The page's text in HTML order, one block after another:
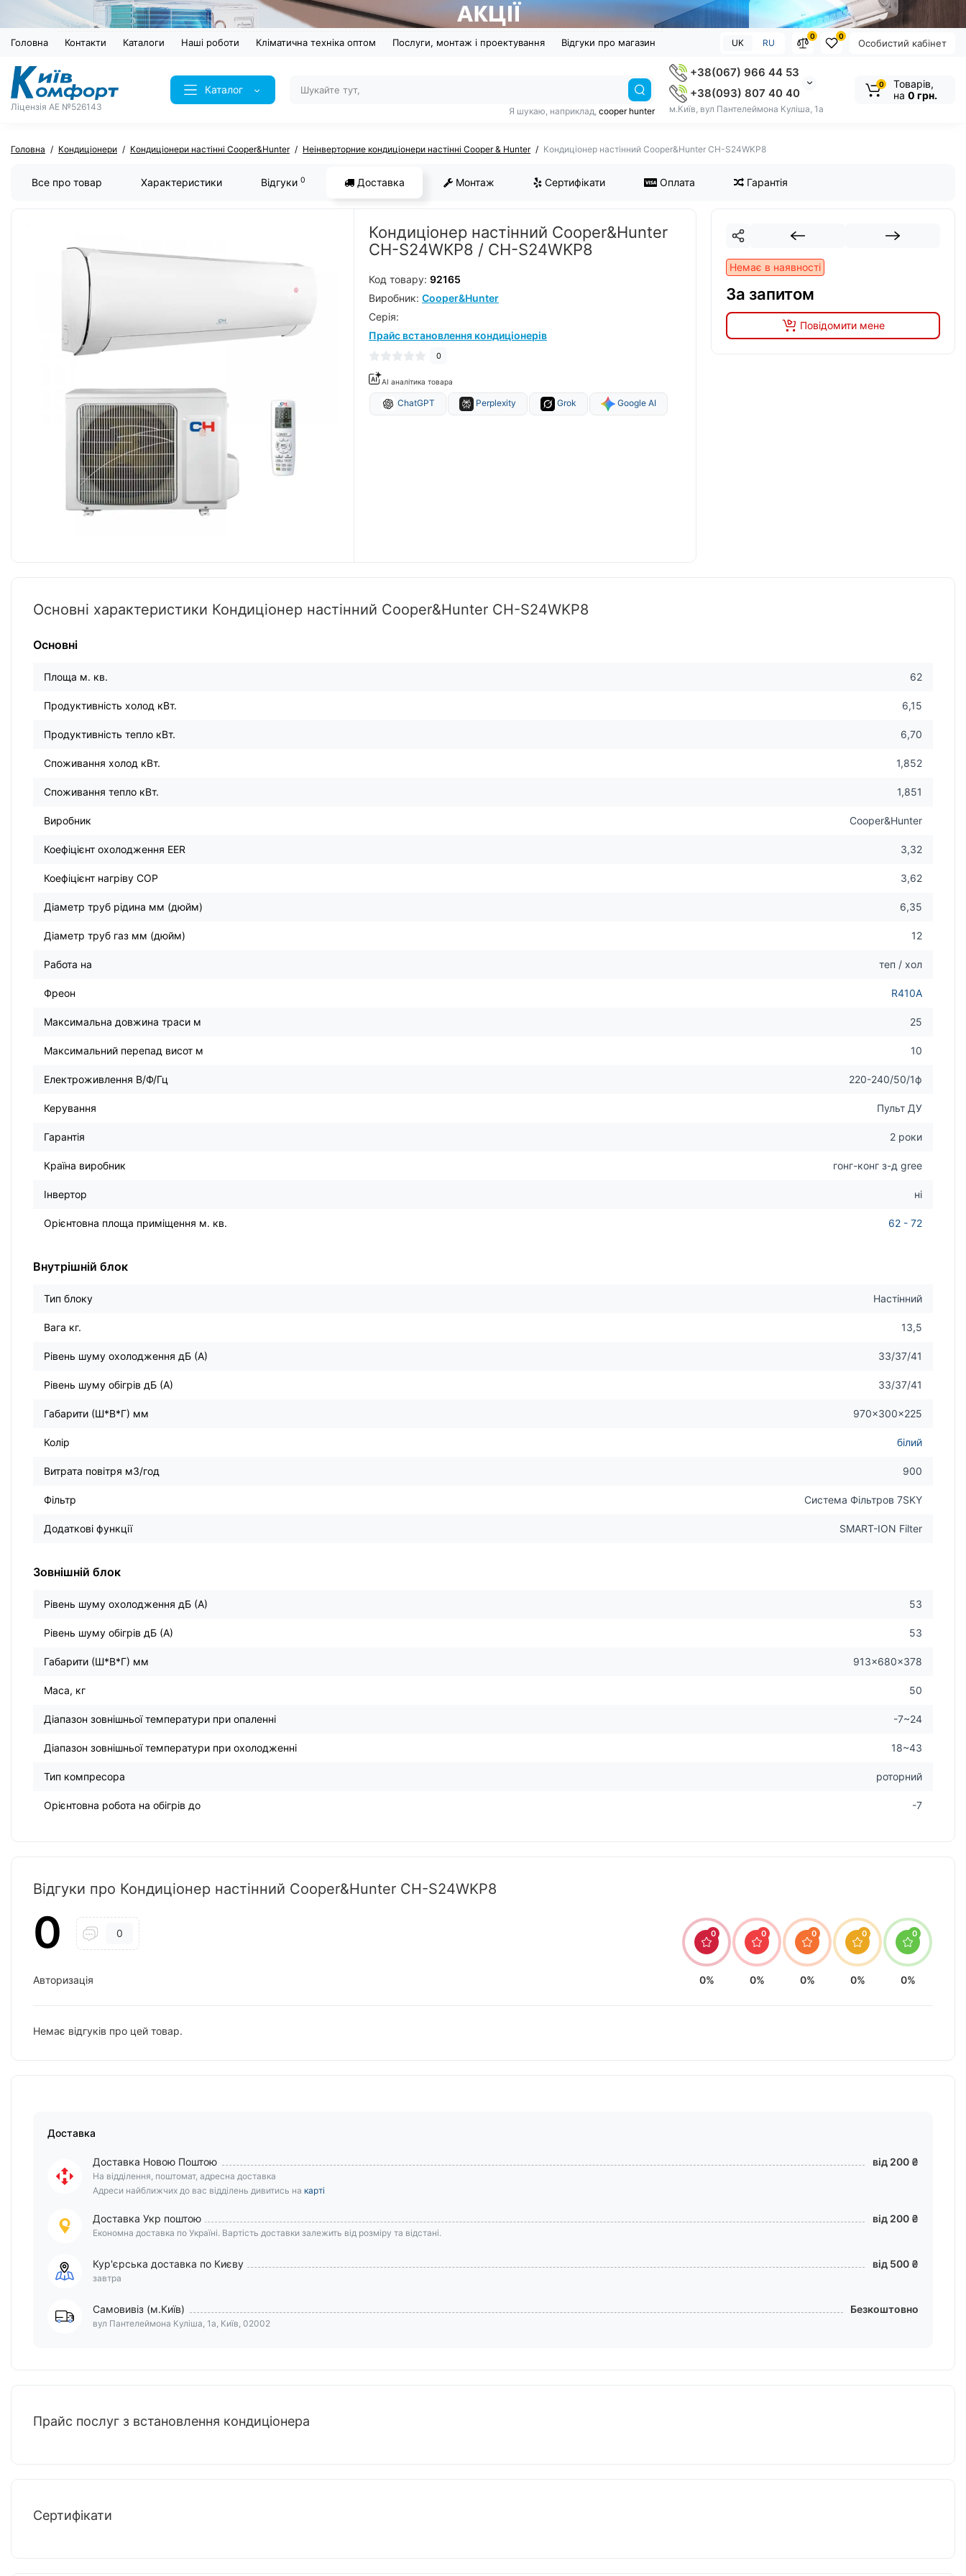
Головна Контакти Каталоги Наші роботи Кліматична техніка оптом Послуги, монтаж і проектування Відгуки про магазин Особистий кабінет
0
0
UK RU
Ліцензія AE №526143
Каталог
+38(067) 966 44 53
+38(093) 807 40 40
м.Київ, вул Пантелеймона Куліша, 1а
Я шукаю, наприклад, cooper hunter
0
Товарів,
на 0 грн.
Головна Кондиціонери Кондиціонери настінні Cooper&Hunter Неінверторние кондиціонери настінні Cooper & Hunter Кондиціонер настінний Cooper&Hunter CH-S24WKP8
Все про товар Характеристики Відгуки 0 Доставка Монтаж Сертифікати Оплата Гарантія
Кондиціонер настінний Cooper&Hunter
CH-S24WKP8 / CH-S24WKP8
Код товару: 92165
Виробник: Cooper&Hunter
Серiя:
Прайс встановлення кондиціонерів
0
AI аналітика товара
ChatGPT Perplexity Grok Google AI
Немає в наявності
За запитом
Повідомити мене
Основні характеристики Кондиціонер настінний Cooper&Hunter CH-S24WKP8
Основні
Площа м. кв. 62
Продуктивність холод кВт. 6,15
Продуктивність тепло кВт. 6,70
Споживання холод кВт. 1,852
Споживання тепло кВт. 1,851
Виробник Cooper&Hunter
Коефіцієнт охолодження EER 3,32
Коефіцієнт нагріву COP 3,62
Діаметр труб рідина мм (дюйм) 6,35
Діаметр труб газ мм (дюйм) 12
Работа на теп / хол
Фреон R410A
Максимальна довжина траси м 25
Максимальний перепад висот м 10
Електроживлення В/Ф/Гц 220-240/50/1ф
Керування Пульт ДУ
Гарантія 2 роки
Країна виробник гонг-конг з-д gree
Інвертор ні
Орієнтовна площа приміщення м. кв. 62 - 72
Внутрішній блок
Тип блоку Настінний
Вага кг. 13,5
Рівень шуму охолодження дБ (А) 33/37/41
Рівень шуму обігрів дБ (А) 33/37/41
Габарити (Ш*В*Г) мм 970×300×225
Колір білий
Витрата повітря м3/год 900
Фільтр Система Фільтров 7SKY
Додаткові функції SMART-ION Filter
Зовнішній блок
Рівень шуму охолодження дБ (А) 53
Рівень шуму обігрів дБ (А) 53
Габарити (Ш*В*Г) мм 913×680×378
Маса, кг 50
Діапазон зовнішньої температури при опаленні -7~24
Діапазон зовнішньої температури при охолодженні 18~43
Тип компресора роторний
Орієнтовна робота на обігрів до -7
Відгуки про Кондиціонер настінний Cooper&Hunter CH-S24WKP8
0 0
Авторизація
0
0%
0
0%
0
0%
0
0%
0
0%
Немає відгуків про цей товар.
Доставка
Доставка Новою Поштою
На відділення, поштомат, адресна доставка
Адреси найближчих до вас відділень дивитись на карті
від 200 ₴
Доставка Укр поштою
Економна доставка по Україні. Вартість доставки залежить від розміру та відстані.
від 200 ₴
Кур'єрська доставка по Києву
завтра
від 500 ₴
Самовивіз (м.Київ)
вул Пантелеймона Куліша, 1а, Київ, 02002
Безкоштовно
Прайс послуг з встановлення кондиціонера
Сертифікати